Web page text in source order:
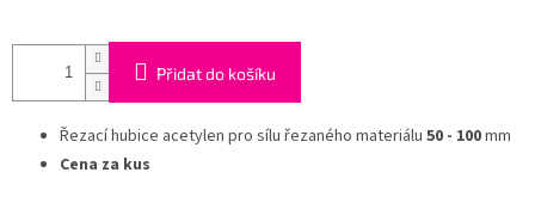
Přidat do košíku
Řezací hubice acetylen pro sílu řezaného materiálu 50 - 100mm
Cena za kus